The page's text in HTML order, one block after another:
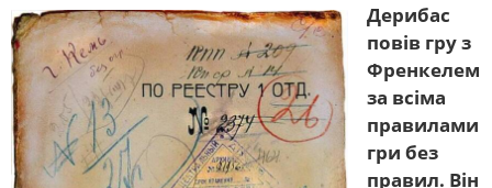
Дерибас
повів гру з
Френкелем
за всіма
правилами
гри без
правил. Він